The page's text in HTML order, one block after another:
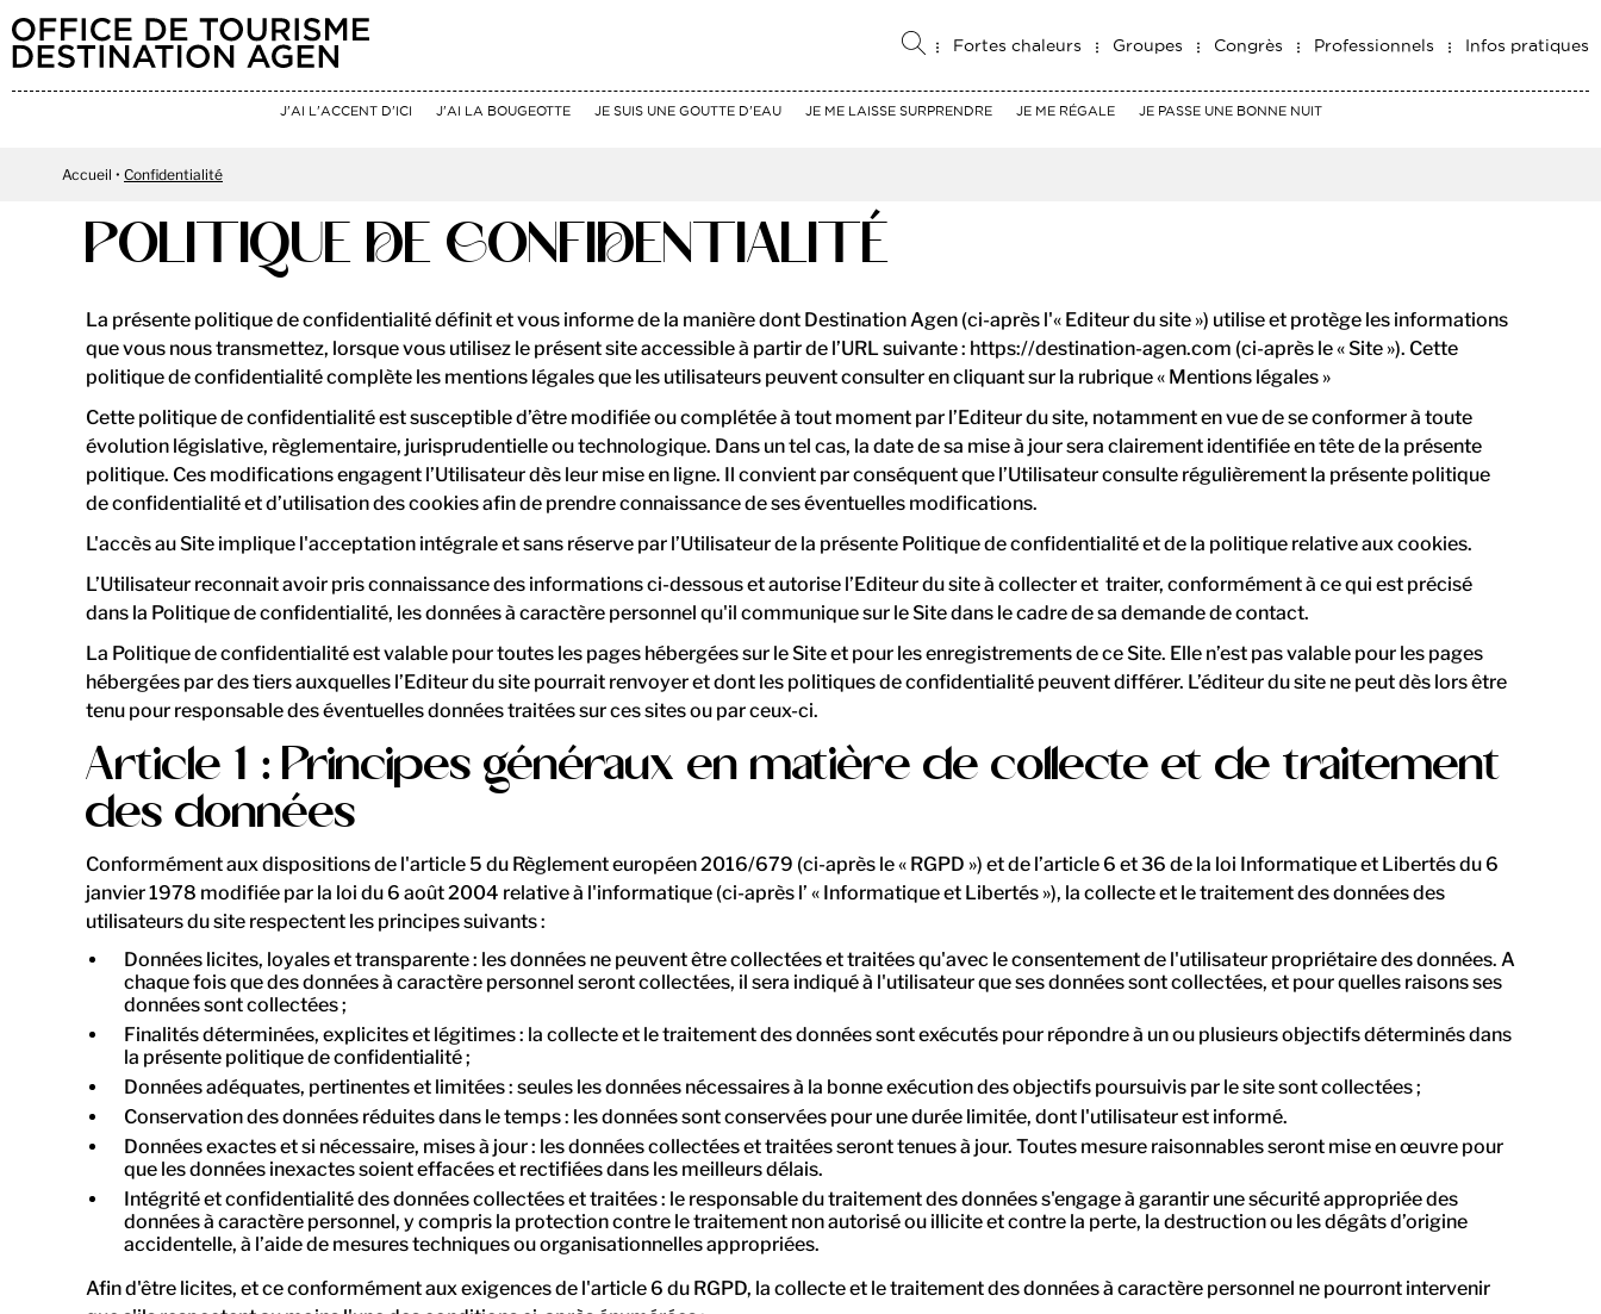
Fortes chaleurs Groupes Congrès Professionnels Infos pratiques
J'AI L'ACCENT D'ICI J'AI LA BOUGEOTTE JE SUIS UNE GOUTTE D'EAU JE ME LAISSE SURPRENDRE JE ME RÉGALE JE PASSE UNE BONNE NUIT
Accueil Confidentialité
POLITIQUE DE CONFIDENTIALITÉ
La présente politique de confidentialité définit et vous informe de la manière dont Destination Agen (ci-après l'« Editeur du site ») utilise et protège les informations
que vous nous transmettez, lorsque vous utilisez le présent site accessible à partir de l’URL suivante : https://destination-agen.com (ci-après le « Site »). Cette
politique de confidentialité complète les mentions légales que les utilisateurs peuvent consulter en cliquant sur la rubrique « Mentions légales »
Cette politique de confidentialité est susceptible d’être modifiée ou complétée à tout moment par l’Editeur du site, notamment en vue de se conformer à toute
évolution législative, règlementaire, jurisprudentielle ou technologique. Dans un tel cas, la date de sa mise à jour sera clairement identifiée en tête de la présente
politique. Ces modifications engagent l’Utilisateur dès leur mise en ligne. Il convient par conséquent que l’Utilisateur consulte régulièrement la présente politique
de confidentialité et d’utilisation des cookies afin de prendre connaissance de ses éventuelles modifications.
L'accès au Site implique l'acceptation intégrale et sans réserve par l’Utilisateur de la présente Politique de confidentialité et de la politique relative aux cookies.
L’Utilisateur reconnait avoir pris connaissance des informations ci-dessous et autorise l’Editeur du site à collecter et traiter, conformément à ce qui est précisé
dans la Politique de confidentialité, les données à caractère personnel qu'il communique sur le Site dans le cadre de sa demande de contact.
La Politique de confidentialité est valable pour toutes les pages hébergées sur le Site et pour les enregistrements de ce Site. Elle n’est pas valable pour les pages
hébergées par des tiers auxquelles l’Editeur du site pourrait renvoyer et dont les politiques de confidentialité peuvent différer. L’éditeur du site ne peut dès lors être
tenu pour responsable des éventuelles données traitées sur ces sites ou par ceux-ci.
Article 1 : Principes généraux en matière de collecte et de traitement
des données
Conformément aux dispositions de l'article 5 du Règlement européen 2016/679 (ci-après le « RGPD ») et de l’article 6 et 36 de la loi Informatique et Libertés du 6
janvier 1978 modifiée par la loi du 6 août 2004 relative à l'informatique (ci-après l’ « Informatique et Libertés »), la collecte et le traitement des données des
utilisateurs du site respectent les principes suivants :
Données licites, loyales et transparente : les données ne peuvent être collectées et traitées qu'avec le consentement de l'utilisateur propriétaire des données. A
chaque fois que des données à caractère personnel seront collectées, il sera indiqué à l'utilisateur que ses données sont collectées, et pour quelles raisons ses
données sont collectées ;
Finalités déterminées, explicites et légitimes : la collecte et le traitement des données sont exécutés pour répondre à un ou plusieurs objectifs déterminés dans
la présente politique de confidentialité ;
Données adéquates, pertinentes et limitées : seules les données nécessaires à la bonne exécution des objectifs poursuivis par le site sont collectées ;
Conservation des données réduites dans le temps : les données sont conservées pour une durée limitée, dont l'utilisateur est informé.
Données exactes et si nécessaire, mises à jour : les données collectées et traitées seront tenues à jour. Toutes mesure raisonnables seront mise en œuvre pour
que les données inexactes soient effacées et rectifiées dans les meilleurs délais.
Intégrité et confidentialité des données collectées et traitées : le responsable du traitement des données s'engage à garantir une sécurité appropriée des
données à caractère personnel, y compris la protection contre le traitement non autorisé ou illicite et contre la perte, la destruction ou les dégâts d’origine
accidentelle, à l’aide de mesures techniques ou organisationnelles appropriées.
Afin d'être licites, et ce conformément aux exigences de l'article 6 du RGPD, la collecte et le traitement des données à caractère personnel ne pourront intervenir